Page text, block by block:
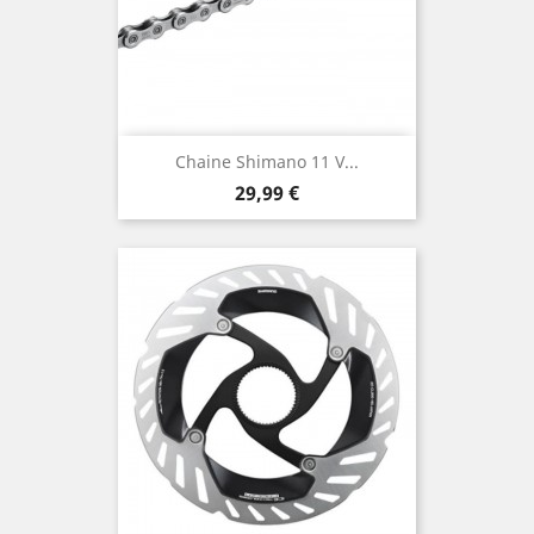
Chaine Shimano 11 V...
Prix
29,99 €